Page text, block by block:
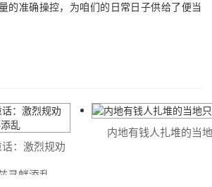
的准确操控，为咱们的日常日子供给了便当
：激烈规劝
衅添乱
内地有钱人扎堆的当地